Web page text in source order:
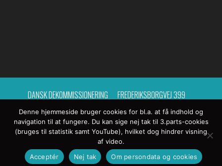
DANSK DEKOMMISSIONERING
FREDERIKSBORGVEJ 399
BYGNING 214, POSTCENTER 15
4000 ROSKILDE
TLF.: 4633 6300
E-MAIL: DD@DEKOM.DK
EAN-NR. 5798000416871
CVR-NR.: 26144744
Denne hjemmeside bruger cookies for bl.a. at få indhold og
navigation til at fungere. Du kan sige nej tak til 3.parts-cookies
(bruges til statistik samt YouTube), hvilket dog hindrer visning
af video.
Acceptér
Nej tak Om persondata og cookies